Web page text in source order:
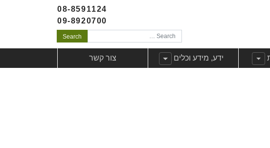
08-8591124
09-8920700
Search
עבורשירות לקוחות
ידע, מידע וכלים
הצג תפריט משנה עבורידע, מידע וכלים
צור קשר